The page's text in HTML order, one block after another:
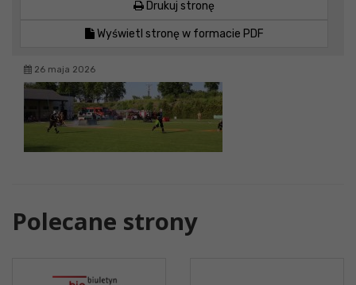
Drukuj stronę
Wyświetl stronę w formacie PDF
26 maja 2026
Polecane strony